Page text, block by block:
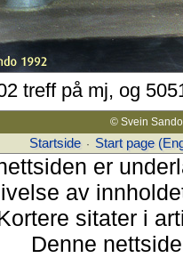
treff på mj, og
© Svein
Startside · Start page
er
av
sitater i
Denne